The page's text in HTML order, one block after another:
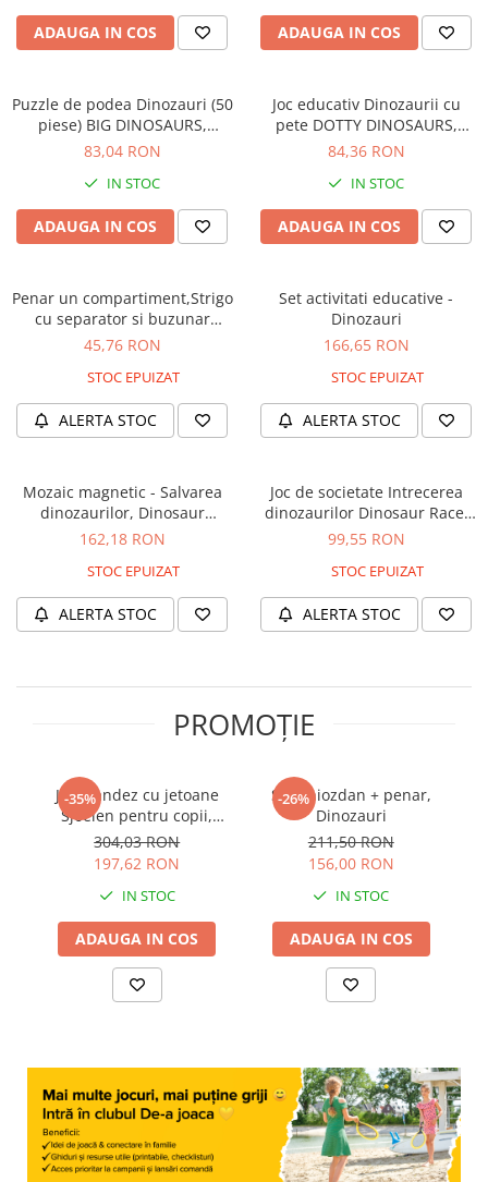
ADAUGA IN COS ADAUGA IN COS
Puzzle de podea Dinozauri (50
piese) BIG DINOSAURS,
Orchard Toys, 4-5 ani +
83,04 RON
IN STOC
ADAUGA IN COS
Joc educativ Dinozaurii cu
pete DOTTY DINOSAURS,
Orchard Toys, 2-3 ani +
84,36 RON
IN STOC
ADAUGA IN COS
Penar un compartiment,Strigo
cu separator si buzunar
interior, neechipat, Dinosaur
45,76 RON
STOC EPUIZAT
ALERTA STOC
Set activitati educative -
Dinozauri
166,65 RON
STOC EPUIZAT
ALERTA STOC
Mozaic magnetic - Salvarea
dinozaurilor, Dinosaur
Escape, Peaceable Kingdom +
162,18 RON
STOC EPUIZAT
ALERTA STOC
Joc de societate Intrecerea
dinozaurilor Dinosaur Race,
Orchard Toys, 2-3 ani +
99,55 RON
STOC EPUIZAT
ALERTA STOC
PROMOȚIE
-35%
Joc olandez cu jetoane
Sjoelen pentru copii,
tematică dinozauri, cu
săculeț de depozitare din
bumbac, 80 cm
304,03 RON
197,62 RON
IN STOC
ADAUGA IN COS
-26%
Set ghiozdan + penar,
Dinozauri
211,50 RON
156,00 RON
IN STOC
ADAUGA IN COS